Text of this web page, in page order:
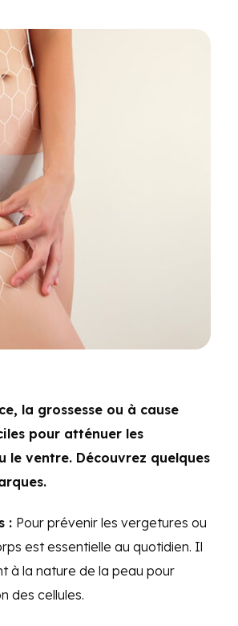
la grossesse ou à cause
pour atténuer les
le ventre. Découvrez quelques
: Pour prévenir les vergetures ou
est essentielle au quotidien. Il
à la nature de la peau pour
des cellules.